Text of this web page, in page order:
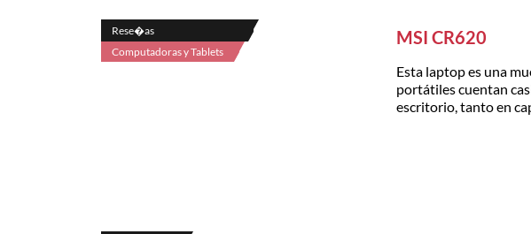
Rese�as
Computadoras y Tablets
MSI CR620
Esta laptop es una
portátiles cuentan
escritorio, tanto en